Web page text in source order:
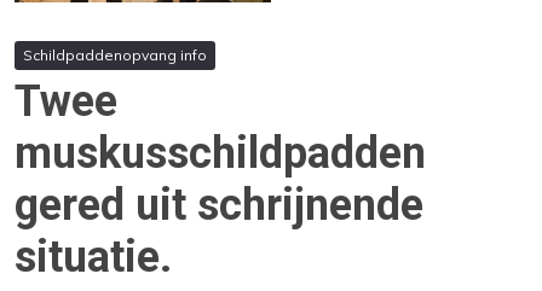
Schildpaddenopvang info
Twee
muskusschildpadden
gered uit schrijnende
situatie.